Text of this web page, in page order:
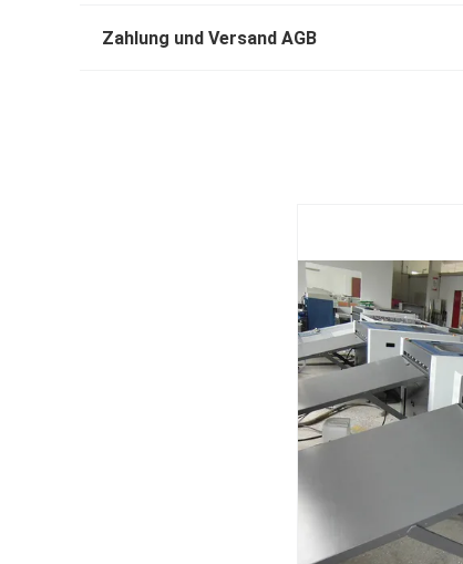
Zahlung und Versand AGB